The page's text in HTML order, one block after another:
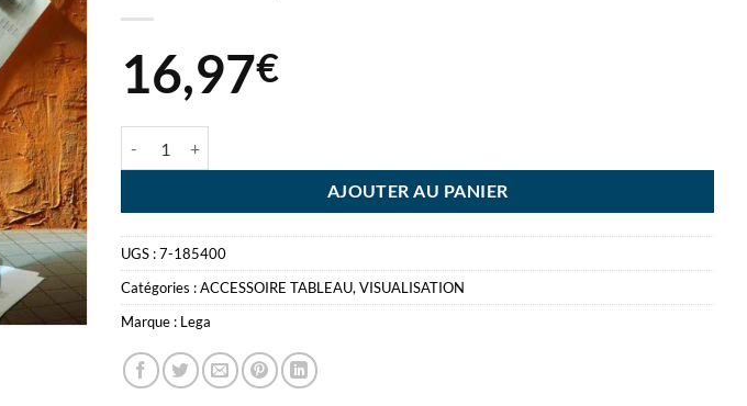
16,97€
AJOUTER AU PANIER
UGS :7-185400
Catégories :ACCESSOIRE TABLEAU,VISUALISATION
Marque : Lega